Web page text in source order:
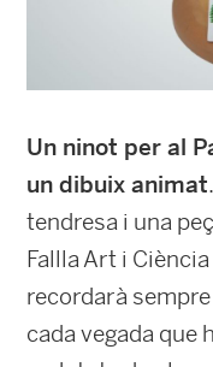
Un ninot per al
un dibuix animat
tendresa i una
Fallla Art i
recordarà sempre
cada vegada que